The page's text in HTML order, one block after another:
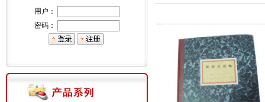
用户：
密码：